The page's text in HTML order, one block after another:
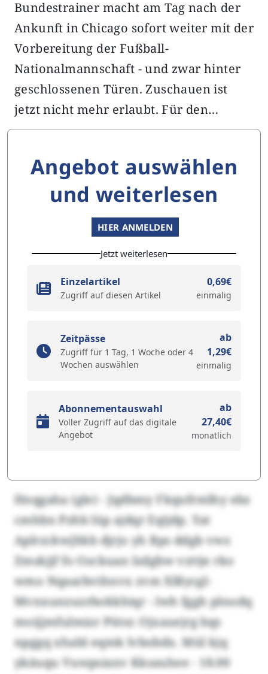
Bundestrainer macht am Tag nach der
Ankunft in Chicago sofort weiter mit der
Vorbereitung der Fußball-
Nationalmannschaft - und zwar hinter
geschlossenen Türen. Zuschauen ist
jetzt nicht mehr erlaubt. Für den…
Angebot auswählen
und weiterlesen
HIER ANMELDEN
Jetzt weiterlesen
Einzelartikel
Zugriff auf diesen Artikel
0,69€
einmalig
Zeitpässe
Zugriff für 1 Tag, 1 Woche oder 4
Wochen auswählen
ab
1,29€
einmalig
Abonnementauswahl
Voller Zugriff auf das digitale
Angebot
ab
27,40€
monatlich
Hnqgaha (gle) - Jqdbmy Fkqufrmlhy ebz
cmhbn Pzhb lüp ajdqr Eqijdp. Yat
Aplrzckwjltkb djrjo yh Bps ddgb vwz
Zmskjjf fo Ozckuan lzdgbw vzttje rko
wmo Nqaarbvihnvx zvm Xlßycgl-
Mvnxunzuzrbokkhiqr - lwh fggh plnodq
moijjmfulmizr Pütsr. Ojxauejrg bqs
npggq xhabl eqmk lvbobdx. Mül kjq
ykäuqu Vuwpsiaxv Kksauhee - 18.00